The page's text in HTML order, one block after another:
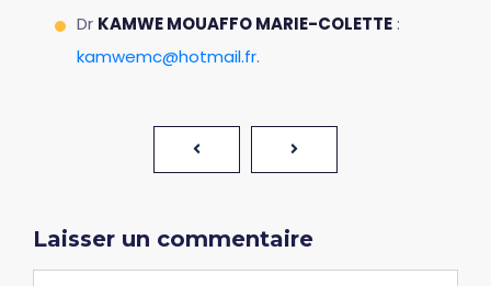
Dr KAMWE MOUAFFO MARIE-COLETTE :
kamwemc@hotmail.fr.
Laisser un commentaire